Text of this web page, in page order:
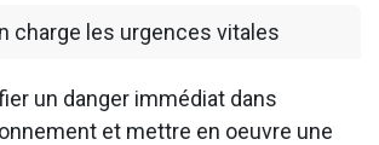
charge les urgences vitales
un danger immédiat dans
et mettre en oeuvre une